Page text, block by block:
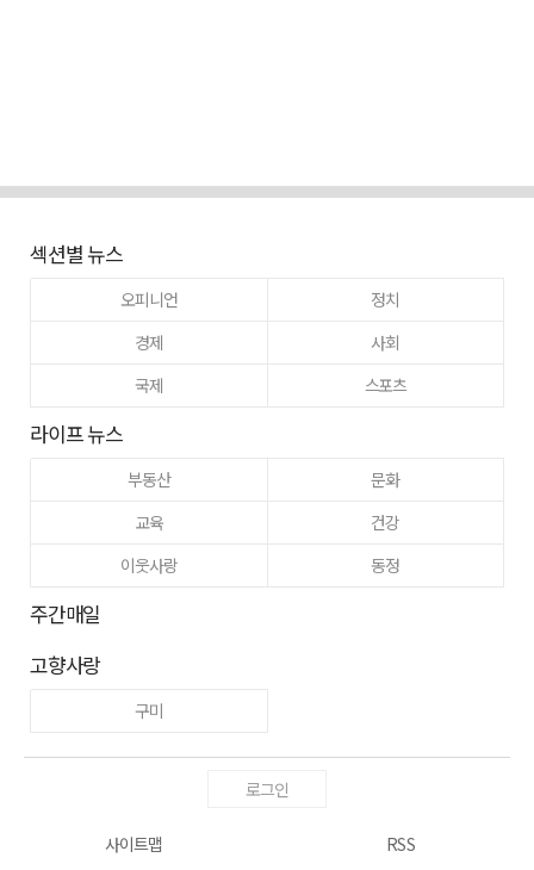
섹션별 뉴스
오피니언
정치
경제
사회
국제
스포츠
라이프 뉴스
부동산
문화
교육
건강
이웃사랑
동정
주간매일
고향사랑
구미
로그인
사이트맵 RSS